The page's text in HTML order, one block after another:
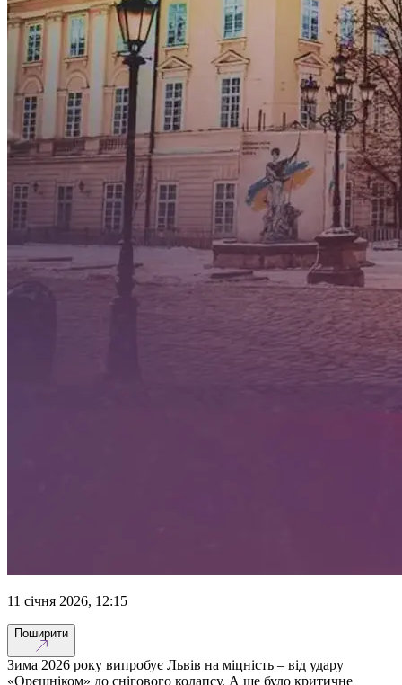
11 січня 2026, 12:15
Поширити
Зима 2026 року випробує Львів на міцність – від удару
«Орєшніком» до снігового колапсу. А ще було критичне